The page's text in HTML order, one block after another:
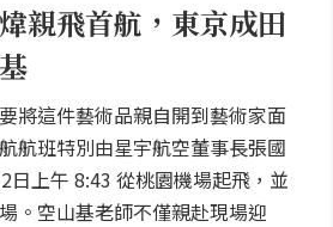
親飛首航，東京成田
將這件藝術品親自開到藝術家面
航班特別由星宇航空董事長張國
日上午 8:43 從桃園機場起飛，並
。空山基老師不僅親赴現場迎